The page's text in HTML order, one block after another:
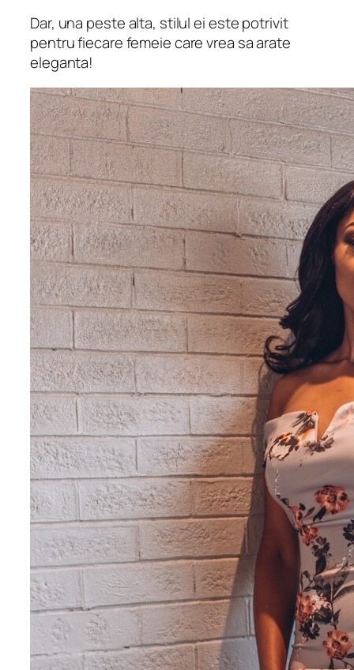
Dar, una peste alta, stilul ei este potrivit
pentru fiecare femeie care vrea sa arate
eleganta!